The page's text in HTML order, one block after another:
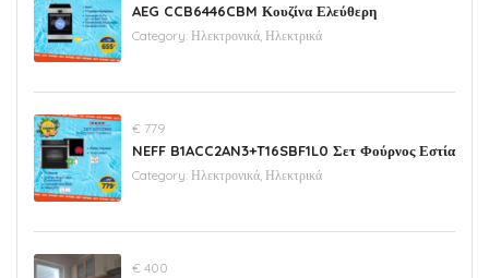
AEG CCB6446CBM Κουζίνα Ελεύθερη
Category: Ηλεκτρονικά, Ηλεκτρικά
€ 779
NEFF B1ACC2AN3+T16SBF1L0 Σετ Φούρνος Εστία
Category: Ηλεκτρονικά, Ηλεκτρικά
€ 400